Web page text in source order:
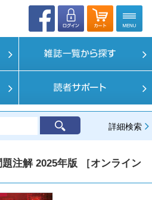
詳細検索
注解 2025年版 ［オンライン